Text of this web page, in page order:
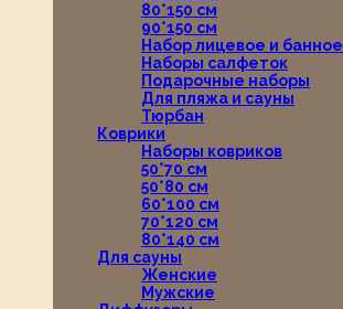
80*150 см
90*150 см
Набор лицевое и банное
Наборы салфеток
Подарочные наборы
Для пляжа и сауны
Тюрбан
Коврики
Наборы ковриков
50*70 см
50*80 см
60*100 см
70*120 см
80*140 см
Для сауны
Женские
Мужские